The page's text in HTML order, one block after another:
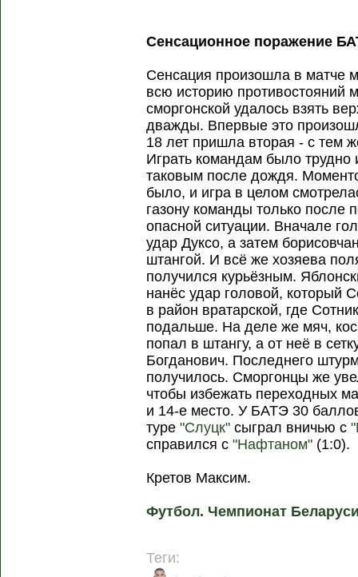
Сенсационное поражение
Сенсация произошла в
всю историю противостояний
сморгонской удалось взять
дважды. Впервые это
18 лет пришла вторая - с тем
Играть командам было трудно
таковым после дождя.
было, и игра в целом
газону команды только после
опасной ситуации. Вначале
удар Дуксо, а затем
штангой. И всё же хозяева
получился курьёзным.
нанёс удар головой, который
в район вратарской, где
подальше. На деле же мяч,
попал в штангу, а от неё в
Богданович. Последнего
получилось. Сморгонцы же
чтобы избежать переходных
и 14-е место. У БАТЭ 30
туре"Слуцк" сыграл вничью с
справился с"Нафтаном" (1:0).
Кретов Максим.
Футбол. Чемпионат
Теги: